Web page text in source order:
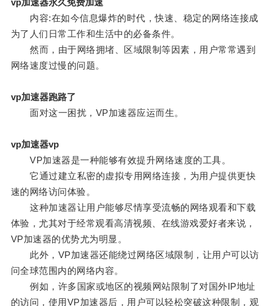
vp加速器永久免费加速
内容:在如今信息爆炸的时代，快速、稳定的网络连接成
为了人们日常工作和生活中的必备条件。
然而，由于网络拥堵、区域限制等因素，用户常常遇到
网络速度过慢的问题。
vp加速器跑路了
面对这一困扰，VP加速器应运而生。
vp加速器vp
VP加速器是一种能够有效提升网络速度的工具。
它通过建立私密的虚拟专用网络连接，为用户提供更快
速的网络访问体验。
这种加速器让用户能够尽情享受流畅的网络观看和下载
体验，尤其对于经常观看高清视频、在线游戏爱好者来说，
VP加速器的优势尤为明显。
此外，VP加速器还能绕过网络区域限制，让用户可以访
问全球范围内的网络内容。
例如，许多国家或地区的视频网站限制了对国外IP地址
的访问，使用VP加速器后，用户可以轻松突破这种限制，观